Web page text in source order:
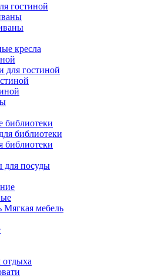
гостиной
кресла
для гостиной
библиотеки
библиотеки
посуды
Мягкая мебель
отдыха